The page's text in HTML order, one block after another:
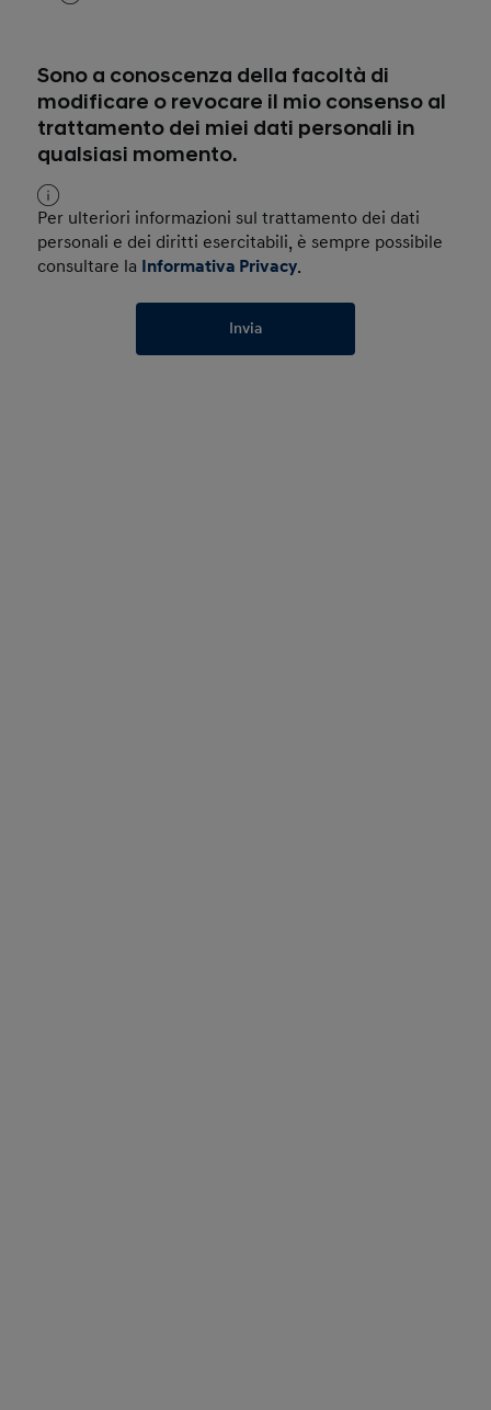
Sono a conoscenza della facoltà di
modificare o revocare il mio consenso al
trattamento dei miei dati personali in
qualsiasi momento.
Per ulteriori informazioni sul trattamento dei dati
personali e dei diritti esercitabili, è sempre possibile
consultare la Informativa Privacy.
Invia